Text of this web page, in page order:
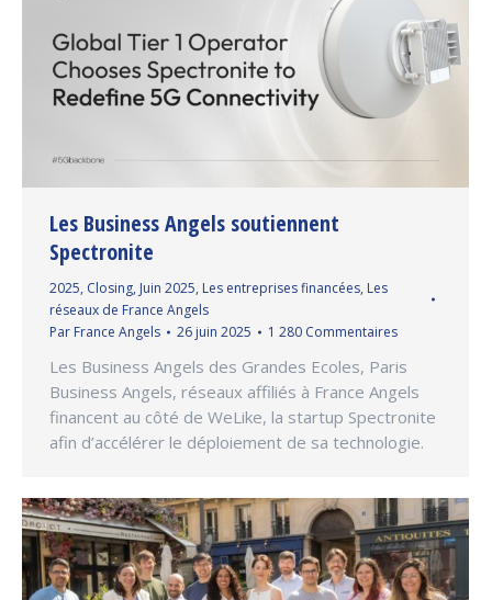
Les Business Angels soutiennent
Spectronite
2025, Closing, Juin 2025, Les entreprises financées, Les
réseaux de France Angels
Par France Angels 26 juin 2025 1 280 Commentaires
Les Business Angels des Grandes Ecoles, Paris
Business Angels, réseaux affiliés à France Angels
financent au côté de WeLike, la startup Spectronite
afin d’accélérer le déploiement de sa technologie.